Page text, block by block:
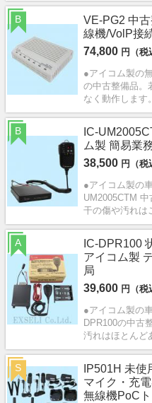
VE-PG2 中
線機/VolP接
74,800 円（税
●アイコム製の
の中古整備品。
なく動作します。
B
IC-
ム製 簡易業
38,500 円（税
●アイコム製の
UM2005CTM
干の傷や汚れは
B
IC-DPR100
アイコム製
局
39,600 円（税
●アイコム製の
DPR100の中古
汚れはほとんど
A
IP501H 未
マイク・充
無線機PoC
S